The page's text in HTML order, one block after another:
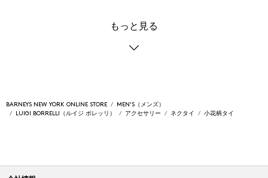
もっと見る
BARNEYS NEW YORK ONLINE STORE
MEN'S（メンズ）
LUIGI BORRELLI（ルイジ ボレッリ）
アクセサリー ネクタイ 小花柄タイ